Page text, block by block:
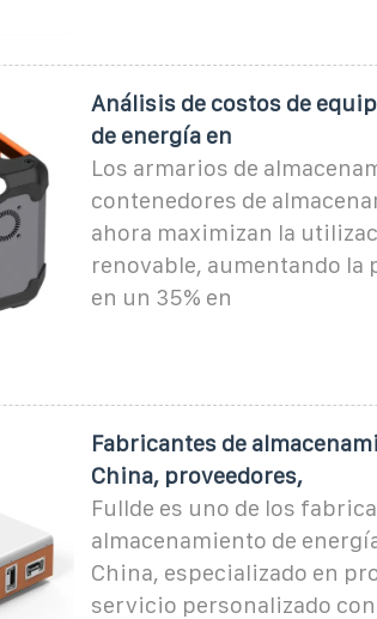
Análisis de costos de
de energía en
Los armarios de
contenedores de
ahora maximizan la
renovable, aumentando la
en un 35% en
Fabricantes de
China, proveedores,
Fullde es uno de los
almacenamiento de
China, especializado en
servicio personalizado